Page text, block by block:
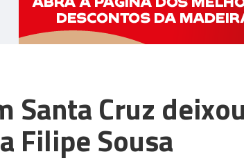
Santa Cruz
Filipe Sousa